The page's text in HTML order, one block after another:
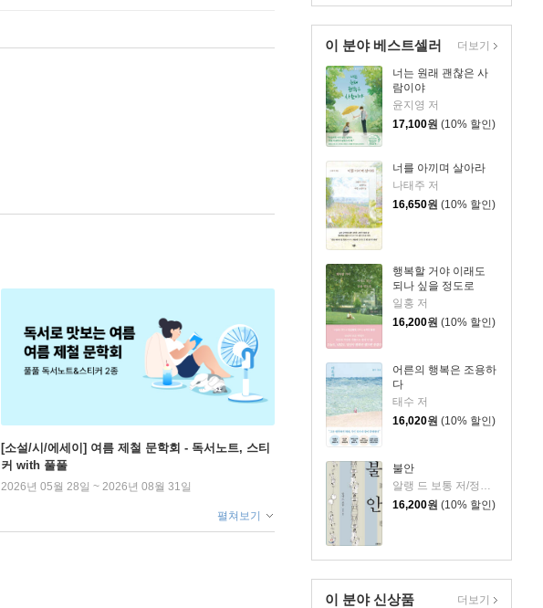
이 분야 베스트셀러
너는 원래 괜찮은 사
람이야
윤지영 저
17,100원 (10% 할인)
너를 아끼며 살아라
나태주 저
16,650원 (10% 할인)
행복할 거야 이래도
되나 싶을 정도로
일홍 저
16,200원 (10% 할인)
어른의 행복은 조용하
다
태수 저
16,020원 (10% 할인)
불안
16,200원 (10% 할인)
더보기
이 분야 신상품 더보기
[소설/시/에세이] 여름 제철 문학회 - 독서노트, 스티
커 with 풀풀
2026년 05월 28일 ~ 2026년 08월 31일
펼쳐보기